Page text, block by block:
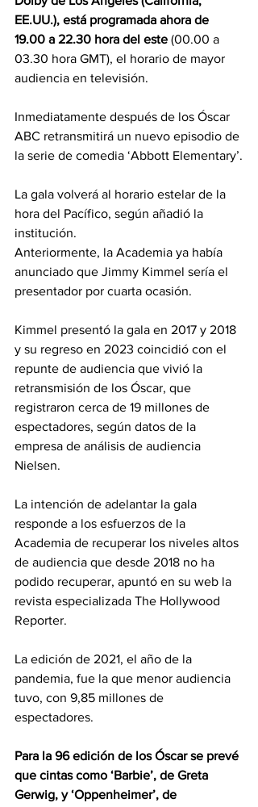
EE.UU.), está programada ahora de
19.00 a 22.30 hora del este (00.00 a
03.30 hora GMT), el horario de mayor
audiencia en televisión.
Inmediatamente después de los Óscar
ABC retransmitirá un nuevo episodio de
la serie de comedia ‘Abbott Elementary’.
La gala volverá al horario estelar de la
hora del Pacífico, según añadió la
institución.
Anteriormente, la Academia ya había
anunciado que Jimmy Kimmel sería el
presentador por cuarta ocasión.
Kimmel presentó la gala en 2017 y 2018
y su regreso en 2023 coincidió con el
repunte de audiencia que vivió la
retransmisión de los Óscar, que
registraron cerca de 19 millones de
espectadores, según datos de la
empresa de análisis de audiencia
Nielsen.
La intención de adelantar la gala
responde a los esfuerzos de la
Academia de recuperar los niveles altos
de audiencia que desde 2018 no ha
podido recuperar, apuntó en su web la
revista especializada The Hollywood
Reporter.
La edición de 2021, el año de la
pandemia, fue la que menor audiencia
tuvo, con 9,85 millones de
espectadores.
Para la 96 edición de los Óscar se prevé
que cintas como ‘Barbie’, de Greta
Gerwig, y ‘Oppenheimer’, de